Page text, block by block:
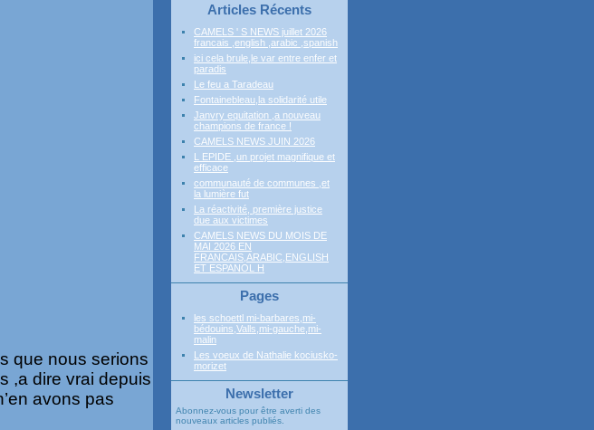
que nous serions
,a dire vrai depuis
avons pas
Articles Récents
CAMELS ' S NEWS juillet 2026
francais ,english ,arabic ,spanish
ici cela brule,le var entre enfer et
paradis
Le feu a Taradeau
Fontainebleau,la solidarité utile
Janvry equitation ,a nouveau
champions de france !
CAMELS NEWS JUIN 2026
L EPIDE ,un projet magnifique et
efficace
communauté de communes ,et
la lumière fut
La réactivité, première justice
due aux victimes
CAMELS NEWS DU MOIS DE
MAI 2026 EN
FRANCAIS,ARABIC,ENGLISH
ET ESPANOL H
Pages
les schoettl mi-barbares,mi-
bédouins,Valls,mi-gauche,mi-
malin
Les voeux de Nathalie kociusko-
morizet
Newsletter
Abonnez-vous pour être averti des
nouveaux articles publiés.